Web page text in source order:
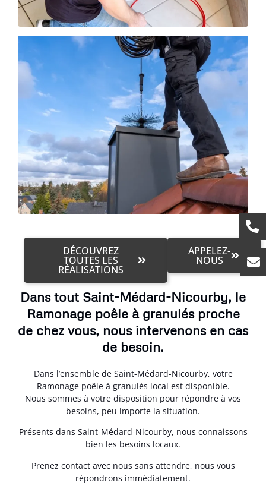
DÉCOUVREZ
TOUTES LES
RÉALISATIONS
APPELEZ-
NOUS
Dans tout Saint-Médard-Nicourby, le
Ramonage poêle à granulés proche
de chez vous, nous intervenons en cas
de besoin.
Dans l’ensemble de Saint-Médard-Nicourby, votre
Ramonage poêle à granulés local est disponible.
Nous sommes à votre disposition pour répondre à vos
besoins, peu importe la situation.
Présents dans Saint-Médard-Nicourby, nous connaissons
bien les besoins locaux.
Prenez contact avec nous sans attendre, nous vous
répondrons immédiatement.